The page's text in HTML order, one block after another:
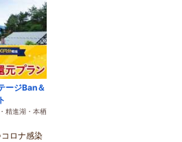
ージBan＆
精進湖・本栖
ロナ感染